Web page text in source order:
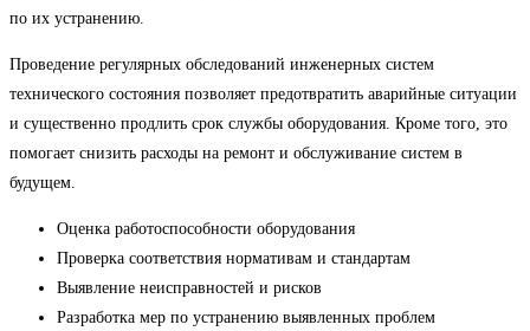
по их устранению.
Проведение регулярных обследований инженерных систем
технического состояния позволяет предотвратить аварийные ситуации
и существенно продлить срок службы оборудования. Кроме того, это
помогает снизить расходы на ремонт и обслуживание систем в
будущем.
Оценка работоспособности оборудования
Проверка соответствия нормативам и стандартам
Выявление неисправностей и рисков
Разработка мер по устранению выявленных проблем